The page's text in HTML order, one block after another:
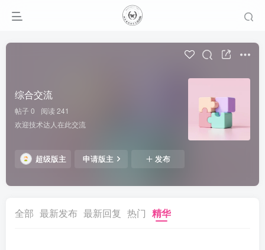
综合交流
帖子 0
阅读 241
欢迎技术达人在此交流
超级版主 申请版主 发布
全部 最新发布 最新回复 热门 精华